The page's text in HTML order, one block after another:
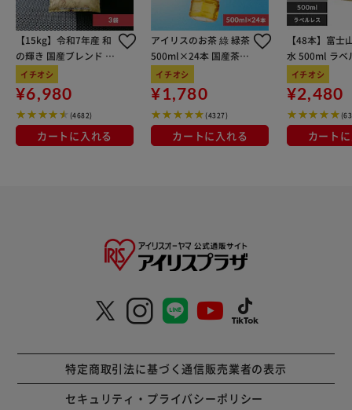
【15kg】令和7年産 和
の輝き 国産ブレンド 5
kg×3袋
イチオシ
¥6,980
(4682)
カートに入れる
アイリスのお茶 綠 緑茶
500ml×24本 国産茶葉
100％使用
イチオシ
¥1,780
(4327)
カートに入れる
【48本】富士
水 500ml ラベ
イチオシ
¥2,480
カート
特定商取引法に基づく通信販売業者の表示
セキュリティ・プライバシーポリシー